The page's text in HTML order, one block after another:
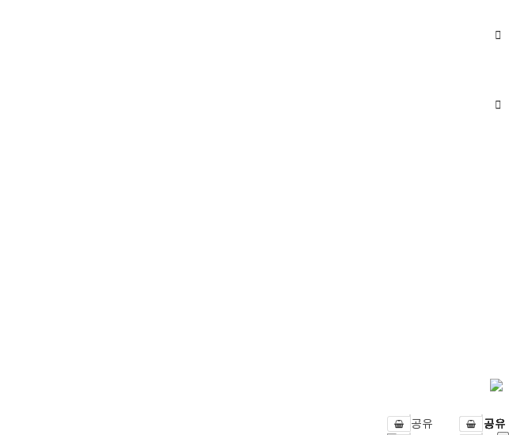
SNS 공유 SNS 공유
SNS 공유
SNS 공유
SNS 공유
SNS 공유
SNS 공유
SNS 공유
SNS 공유
SNS 공유
SNS 공유
SNS 공유
SNS 공유
SNS 공유
SNS 공유
SNS 공유
SNS 공유
SNS 공유
SNS 공유
SNS 공유